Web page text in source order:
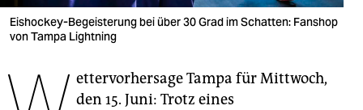
shop
fragen & hilfe
unterstützen
abo
Eishockey-Begeisterung bei über 30 Grad im Schatten: Fanshop
von Tampa Lightning
ettervorhersage Tampa für Mittwoch,
den 15. Juni: Trotz eines